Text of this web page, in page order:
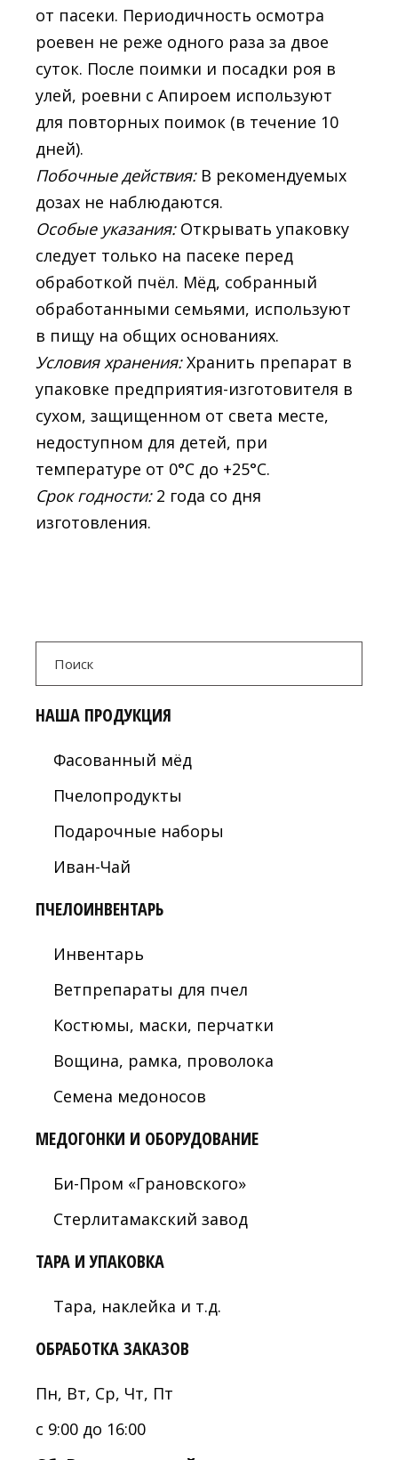
от пасеки. Периодичность осмотра
роевен не реже одного раза за двое
суток. После поимки и посадки роя в
улей, роевни с Апироем используют
для повторных поимок (в течение 10
дней).
Побочные действия: В рекомендуемых
дозах не наблюдаются.
Особые указания: Открывать упаковку
следует только на пасеке перед
обработкой пчёл. Мёд, собранный
обработанными семьями, используют
в пищу на общих основаниях.
Условия хранения:Хранить препарат в
упаковке предприятия-изготовителя в
сухом, защищенном от света месте,
недоступном для детей, при
температуре от 0°С до +25°С.
Срок годности: 2 года со дня
изготовления.
Search
for:
НАША ПРОДУКЦИЯ
Фасованный мёд
Пчелопродукты
Подарочные наборы
Иван-Чай
ПЧЕЛОИНВЕНТАРЬ
Инвентарь
Ветпрепараты для пчел
Костюмы, маски, перчатки
Вощина, рамка, проволока
Семена медоносов
МЕДОГОНКИ И ОБОРУДОВАНИЕ
Би-Пром «Грановского»
Стерлитамакский завод
ТАРА И УПАКОВКА
Тара, наклейка и т.д.
ОБРАБОТКА ЗАКАЗОВ
Пн, Вт, Ср, Чт, Пт
с 9:00 до 16:00